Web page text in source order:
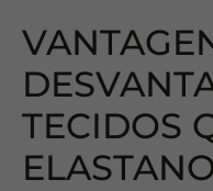
TECIDOS